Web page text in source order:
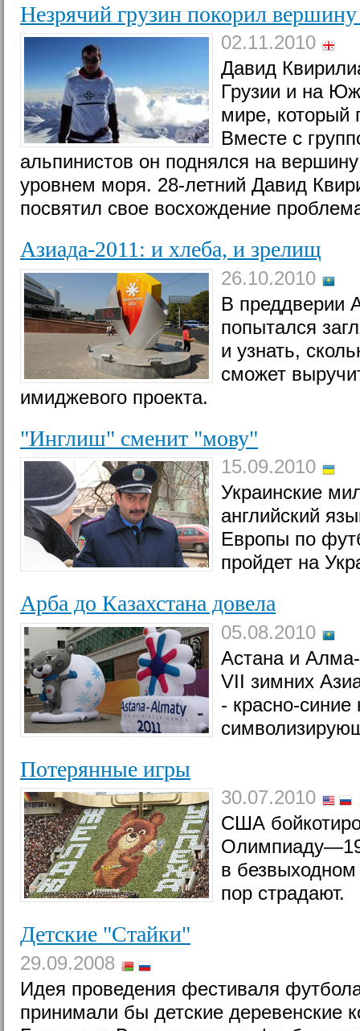
Незрячий грузин покорил вершину
02.11.2010
Давид
Грузии и на
мире, который
Вместе с
альпинистов он поднялся на
уровнем моря. 28-летний Давид
посвятил свое восхождение
Азиада-2011: и хлеба, и зрелищ
26.10.2010
В преддверии
попытался
и узнать,
сможет
имиджевого проекта.
"Инглиш" сменит "мову"
15.09.2010
Украинские
английский
Европы по
пройдет на
Арба до Казахстана довела
05.08.2010
Астана и
VII зимних
- красно-синие
Потерянные игры
30.07.2010
США
в безвыходном
пор страдают.
Детские "Стайки"
29.09.2008
Идея проведения фестиваля
принимали бы детские деревенские